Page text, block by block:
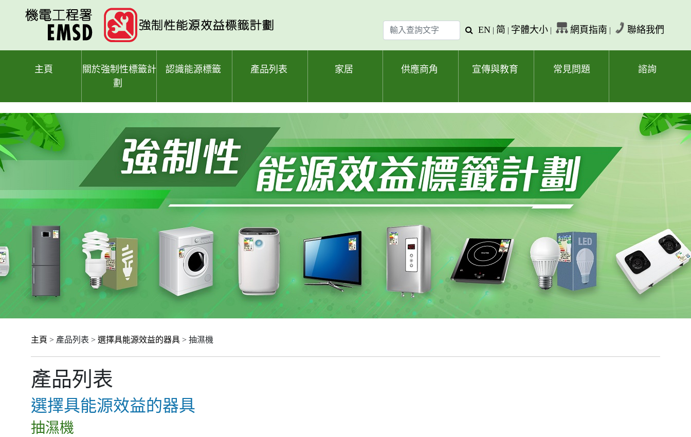
輸
入
查
查
字
EN | 简 | 字體大小 | 網頁指南 | 聯絡我們
主頁
關於強制性標籤計
劃
認識能源標籤 產品列表 家居 供應商角 宣傳與教育 常見問題 諮詢
主頁 > 產品列表 > 選擇具能源效益的器具 > 抽濕機
產品列表
選擇具能源效益的器具
抽濕機